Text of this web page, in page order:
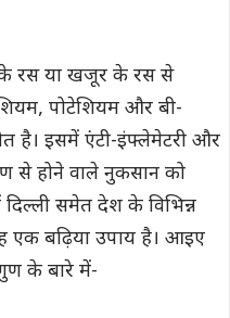
के रस या खजूर के रस से
पोटेशियम और बी-
है। इसमें एंटी-इंफ्लेमेटरी और
से होने वाले नुकसान को
समेत देश के विभिन्न
एक बढ़िया उपाय है। आइए
के बारे में-